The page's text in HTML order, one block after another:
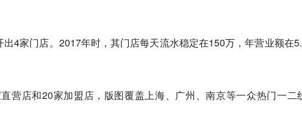
4家门店。2017年时，其门店每天流水稳定在150万，年营业额在
营店和20家加盟店，版图覆盖上海、广州、南京等一众热门一二